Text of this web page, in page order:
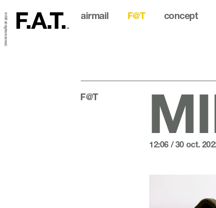
airmail F@T concept
© FAT all rights reserved.
F@T
12:06 / 30 oct.